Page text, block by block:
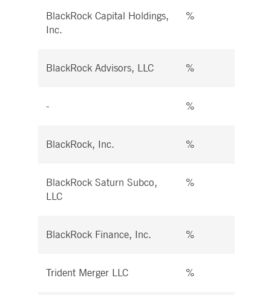
BlackRock Capital Holdings,
Inc.
%
BlackRock Advisors, LLC %
- %
BlackRock, Inc. %
BlackRock Saturn Subco,
LLC
%
BlackRock Finance, Inc. %
Trident Merger LLC %